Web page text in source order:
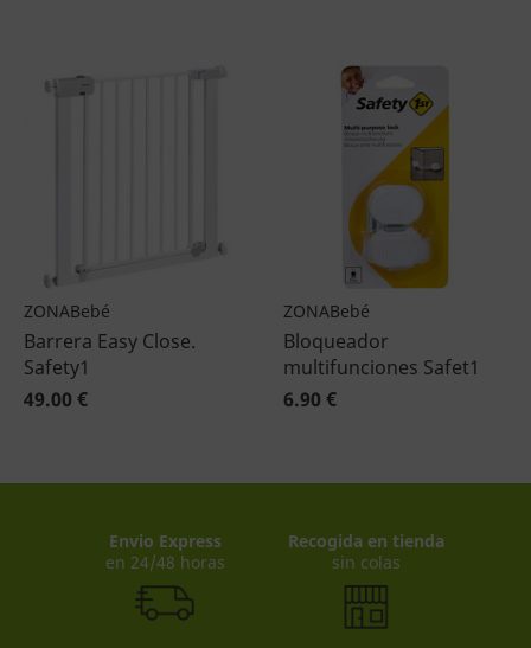
ZONABebé
Barrera Easy Close.
Safety1
49.00 €
ZONABebé
Bloqueador
multifunciones Safet1
6.90 €
Envio Express
en 24/48 horas
Recogida en tienda
sin colas